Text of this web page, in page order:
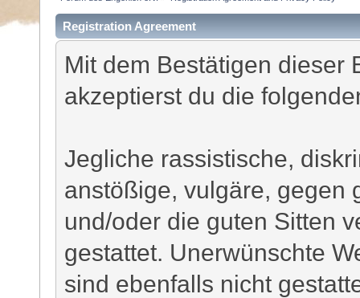
Registration Agreement
Mit dem Bestätigen dieser
akzeptierst du die
Jegliche rassistische,
anstößige, vulgäre, gegen
und/oder die guten Sitten
gestattet. Unerwünschte
sind ebenfalls nicht